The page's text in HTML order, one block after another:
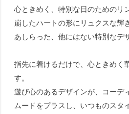
心ときめく、特別な日のためのリ
崩したハートの形にリュクスな輝
あしらった、他にはない特別なデ
指先に着けるだけで、心ときめく
す。
遊び心のあるデザインが、コーデ
ムードをプラスし、いつものスタ